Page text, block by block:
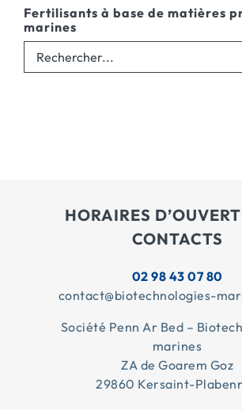
Fertilisants à base de matières
marines
HORAIRES
CONTACTS
02 98 43 07 80
contact@biotechnologies-
Société Penn Ar Bed –
marines
ZA de Goarem Goz
29860 Kersaint-